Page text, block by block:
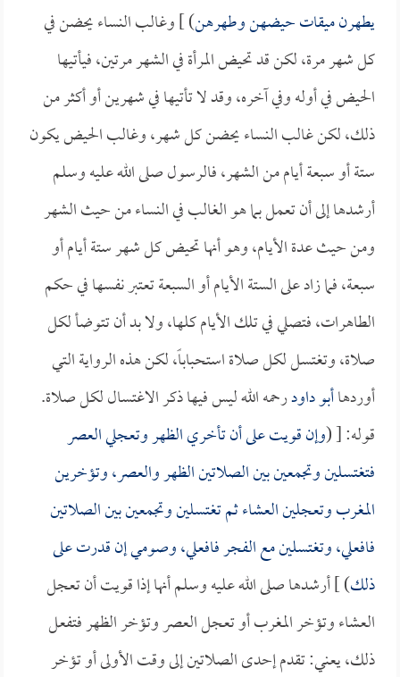
يطهرن ميقات حيضهن وطهرهن) ] وغالب النساء يحضن في
كل شهر مرة، لكن قد تحيض المرأة في الشهر مرتين، فيأتيها
الحيض في أوله وفي آخره، وقد لا تأتيها في شهرين أو أكثر من
ذلك، لكن غالب النساء يحضن كل شهر، وغالب الحيض يكون
ستة أو سبعة أيام من الشهر، فالرسول صلى الله عليه وسلم
أرشدها إلى أن تعمل بما هو الغالب في النساء من حيث الشهر
ومن حيث عدة الأيام، وهو أنها تحيض كل شهر ستة أيام أو
سبعة، فما زاد على الستة الأيام أو السبعة تعتبر نفسها في حكم
الطاهرات، فتصلي في تلك الأيام كلها، ولا بد أن تتوضأ لكل
صلاة، وتغتسل لكل صلاة استحباباً، لكن هذه الرواية التي
أوردهاأبو داودرحمه الله ليس فيها ذكر الاغتسال لكل صلاة.
قوله: [ (وإن قويت على أن تأخري الظهر وتعجلي العصر
فتغتسلين وتجمعين بين الصلاتين الظهر والعصر، وتؤخرين
المغرب وتعجلين العشاء ثم تغتسلين وتجمعين بين الصلاتين
فافعلي، وتغتسلين مع الفجر فافعلي، وصومي إن قدرت على
ذلك) ] أرشدها صلى الله عليه وسلم أنها إذا قويت أن تعجل
العشاء وتؤخر المغرب أو تعجل العصر وتؤخر الظهر فتفعل
ذلك، يعني: تقدم إحدى الصلاتين إلى وقت الأولى أو تؤخر